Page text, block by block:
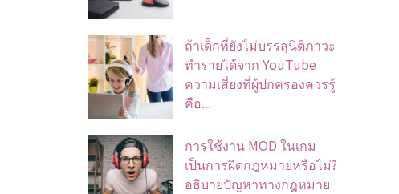
ถ้าเด็กที่ยังไม่บรรลุนิติภาวะ
ทำรายได้จาก YouTube
ความเสี่ยงที่ผู้ปกครองควรรู้
คือ...
การใช้งาน MOD ในเกม
เป็นการผิดกฎหมายหรือไม่?
อธิบายปัญหาทางกฎหมาย